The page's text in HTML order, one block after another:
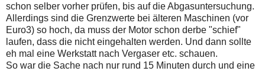
schon selber vorher prüfen, bis auf die Abgasuntersuchung.
Allerdings sind die Grenzwerte bei älteren Maschinen (vor
Euro3) so hoch, da muss der Motor schon derbe "schief"
laufen, dass die nicht eingehalten werden. Und dann sollte
eh mal eine Werkstatt nach Vergaser etc. schauen.
So war die Sache nach nur rund 15 Minuten durch und eine